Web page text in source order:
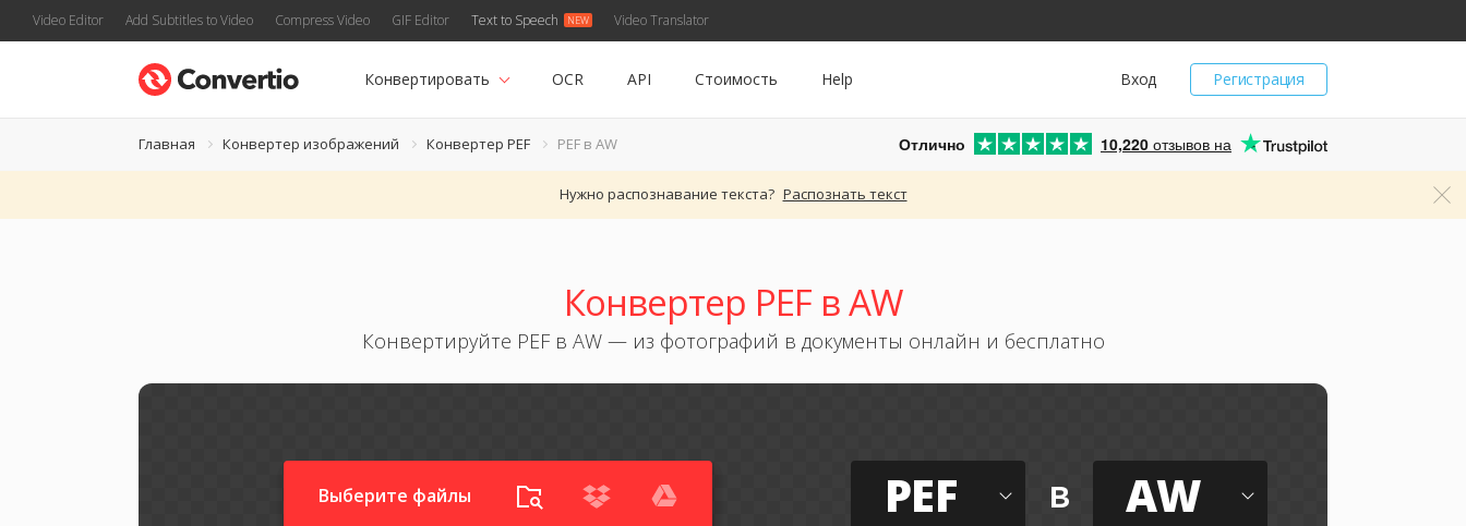
Video Editor Add Subtitles to Video Compress Video GIF Editor Text to Speech Video Translator
Регистрация
Вход
Конвертировать OCR API Стоимость Help
Главная Конвертер изображений Конвертер PEF PEF в AW Отлично 10,220 отзывов на
Нужно распознавание текста? Распознать текст
Конвертер PEF в AW
Конвертируйте PEF в AW — из фотографий в документы онлайн и бесплатно
Выберите файлы PEF в AW